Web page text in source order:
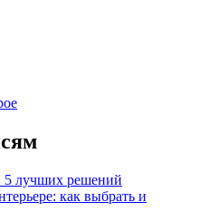
5 лучших решений
как выбрать и